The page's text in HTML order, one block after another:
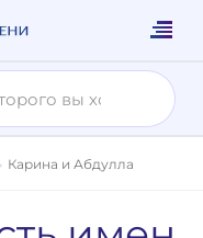
Карина и Абдулла